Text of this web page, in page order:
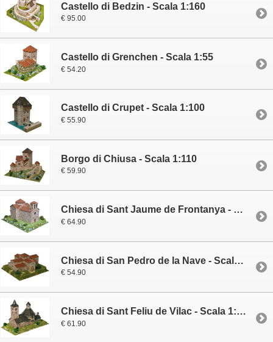
Castello di Bedzin - Scala 1:160
€ 95.00
Castello di Grenchen - Scala 1:55
€ 54.20
Castello di Crupet - Scala 1:100
€ 55.90
Borgo di Chiusa - Scala 1:110
€ 59.90
Chiesa di Sant Jaume de Frontanya - Scala 1:80
€ 64.90
Chiesa di San Pedro de la Nave - Scala 1:80
€ 54.90
Chiesa di Sant Feliu de Vilac - Scala 1:100
€ 61.90